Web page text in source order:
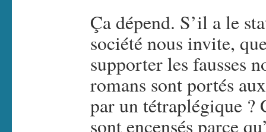
Ça dépend. S’il a le
société nous invite,
supporter les fausses
romans sont portés
par un tétraplégique ?
sont encensés parce